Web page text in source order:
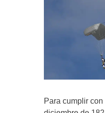
Para cumplir